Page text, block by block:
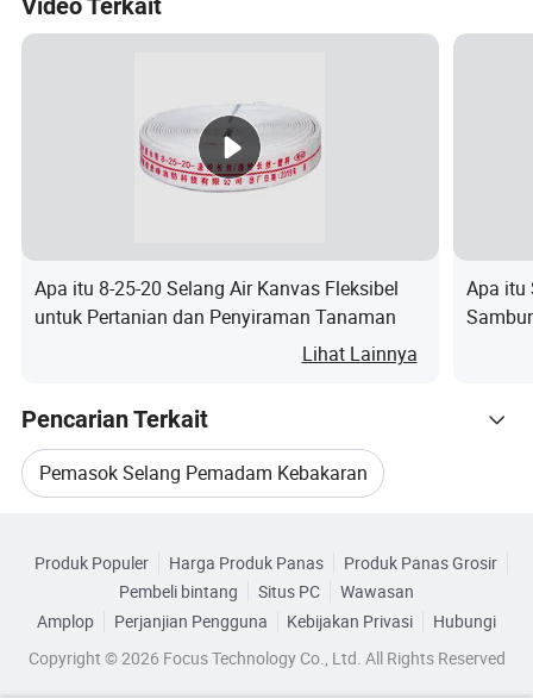
A: T/T, L/C dan D/P diterima
T:Dapatkah Anda mengirimkan contoh kepada kami
tapi muatan dan biaya-biaya lain dibayarkan oleh
T:Dapatkah Anda membuat barang dengan
spesifikasi khusus?
J: Pertama-tama, kita perlu mengetahui spesifikasi secara
teknologi kita. Kami akan memberi gecustomers yang
memberikan balasan sesegera mungkin.
Apa itu 8-25-20 Selang Air Kanvas Fleksibel
untuk Pertanian dan Penyiraman Tanaman
Lihat Lainnya
Apa itu
Pencarian Terkait
Pemasok Selang Pemadam Kebakaran
Beli Selang Pemadam Kebakaran
Pasokan Selang Pemadam Kebakaran
Produk Populer Harga Produk Panas
Produk Panas Grosir
Pembeli bintang
Situs PC
Wawasan
Amplop
Perjanjian Pengguna Kebijakan Privasi
Hubungi
Copyright © 2026 Focus Technology Co., Ltd. All Rights Reserved